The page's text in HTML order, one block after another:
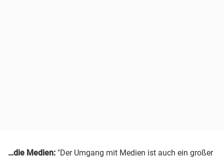
…die Medien: "Der Umgang mit Medien ist auch ein großer